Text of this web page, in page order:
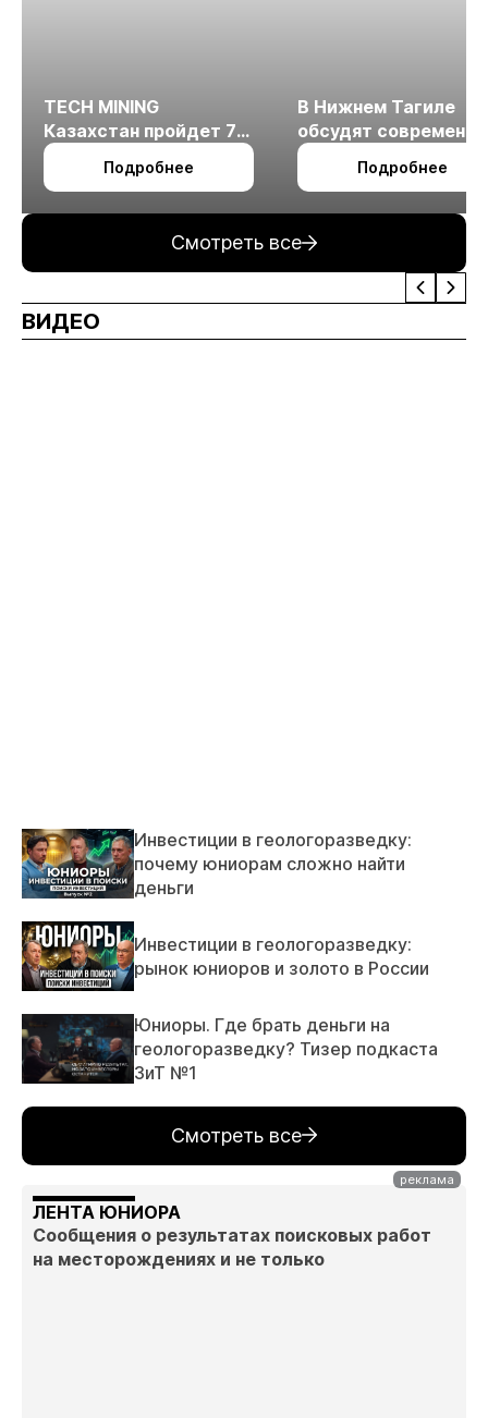
TECH MINING
Казахстан пройдет 7
октября в Алматы
Подробнее
В Нижнем Тагиле
обсудят
технологии
измельчения
Подробнее
Смотреть все
ВИДЕО
Инвестиции в геологоразведку:
почему юниорам сложно найти
деньги
Инвестиции в геологоразведку:
рынок юниоров и золото в России
Юниоры. Где брать деньги на
геологоразведку? Тизер подкаста
ЗиТ №1
Смотреть все
ЛЕНТА ЮНИОРА
Сообщения о результатах поисковых работ
на месторождениях и не только